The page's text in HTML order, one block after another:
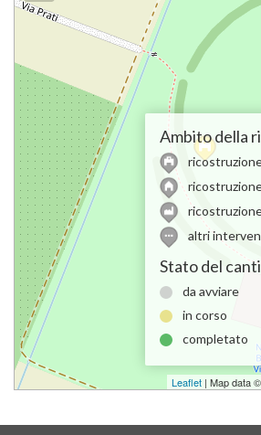
Ambito della
altri
Stato del
da avviare
in corso
completato
Leaflet | Map data ©